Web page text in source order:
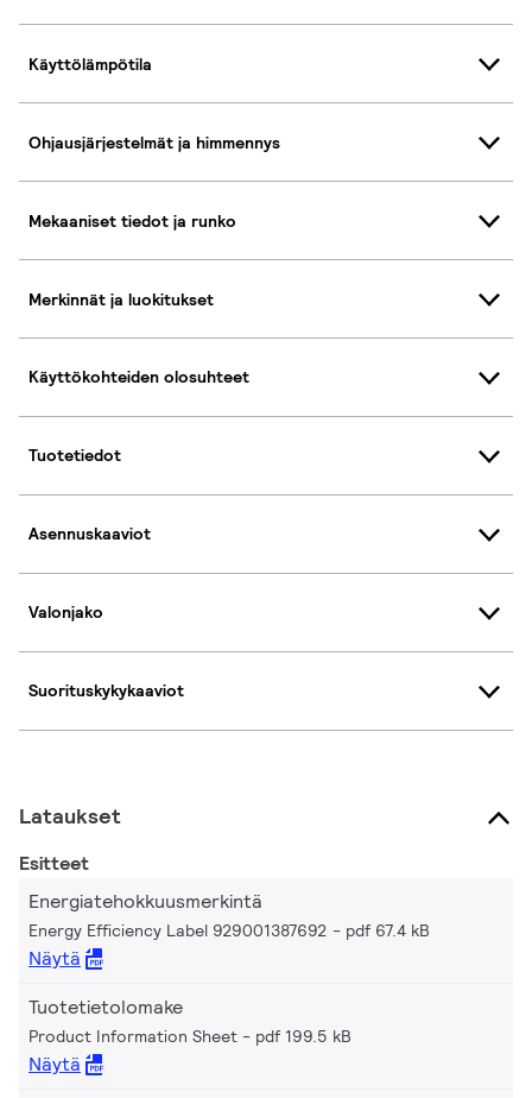
Käyttölämpötila
Ohjausjärjestelmät ja himmennys
Mekaaniset tiedot ja runko
Merkinnät ja luokitukset
Käyttökohteiden olosuhteet
Tuotetiedot
Asennuskaaviot
Valonjako
Suorituskykykaaviot
Lataukset
Esitteet
Energiatehokkuusmerkintä
Energy Efficiency Label 929001387692 pdf 67.4 kB
Näytä
Tuotetietolomake
Product Information Sheet pdf 199.5 kB
Näytä